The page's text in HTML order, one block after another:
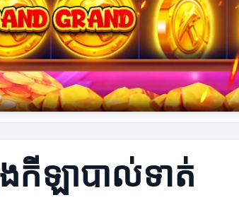
កីឡាបាល់ទាត់